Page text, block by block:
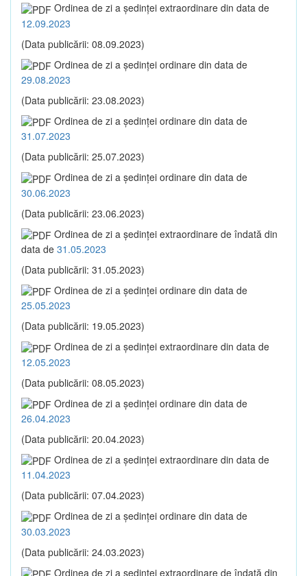
Ordinea de zi a şedinţei extraordinare din data de
12.09.2023
(Data publicării: 08.09.2023)
Ordinea de zi a şedinţei ordinare din data de
29.08.2023
(Data publicării: 23.08.2023)
Ordinea de zi a şedinţei ordinare din data de
31.07.2023
(Data publicării: 25.07.2023)
Ordinea de zi a şedinţei ordinare din data de
30.06.2023
(Data publicării: 23.06.2023)
Ordinea de zi a şedinţei extraordinare de îndată din
data de 31.05.2023
(Data publicării: 31.05.2023)
Ordinea de zi a şedinţei ordinare din data de
25.05.2023
(Data publicării: 19.05.2023)
Ordinea de zi a şedinţei extraordinare din data de
12.05.2023
(Data publicării: 08.05.2023)
Ordinea de zi a şedinţei ordinare din data de
26.04.2023
(Data publicării: 20.04.2023)
Ordinea de zi a şedinţei extraordinare din data de
11.04.2023
(Data publicării: 07.04.2023)
Ordinea de zi a şedinţei ordinare din data de
30.03.2023
(Data publicării: 24.03.2023)
Ordinea de zi a şedinţei extraordinare de îndată din